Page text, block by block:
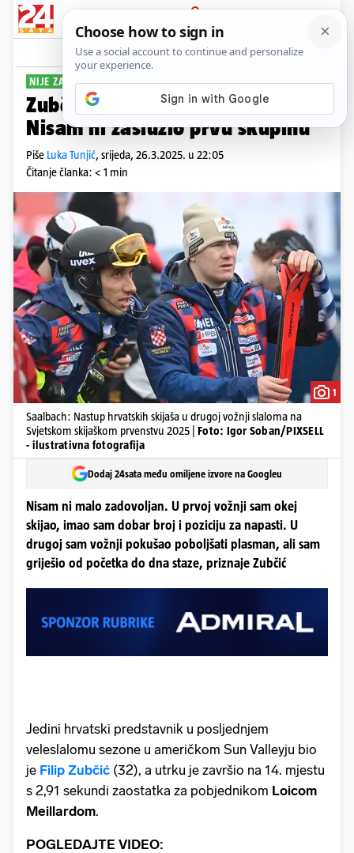
PRIJAVA
Sport Komentari
NIJE ZADOVOLJAN
Zubčić: Još jedno razočarenje.
Nisam ni zaslužio prvu skupinu
Piše Luka Tunjić, srijeda, 26.3.2025. u 22:05
Čitanje članka: < 1 min
1
Saalbach: Nastup hrvatskih skijaša u drugoj vožnji slaloma na
Svjetskom skijaškom prvenstvu 2025 | Foto: Igor Soban/PIXSELL
- ilustrativna fotografija
Dodaj 24sata među omiljene izvore na Googleu
Nisam ni malo zadovoljan. U prvoj vožnji sam okej
skijao, imao sam dobar broj i poziciju za napasti. U
drugoj sam vožnji pokušao poboljšati plasman, ali sam
griješio od početka do dna staze, priznaje Zubčić
Jedini hrvatski predstavnik u posljednjem
veleslalomu sezone u američkom Sun Valleyju bio
je Filip Zubčić (32), a utrku je završio na 14. mjestu
s 2,91 sekundi zaostatka za pobjednikom Loicom
Meillardom.
POGLEDAJTE VIDEO: